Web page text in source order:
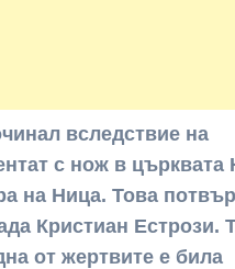
вследствие на
с нож в църквата
на Ница. Това
Кристиан Естрози.
от жертвите е била